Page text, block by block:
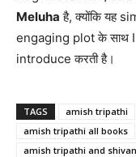
Meluha है, क्योंकि यह
engaging plot के साथ
introduce करती है।
TAGS amish tripathi
amish tripathi all books
amish tripathi and